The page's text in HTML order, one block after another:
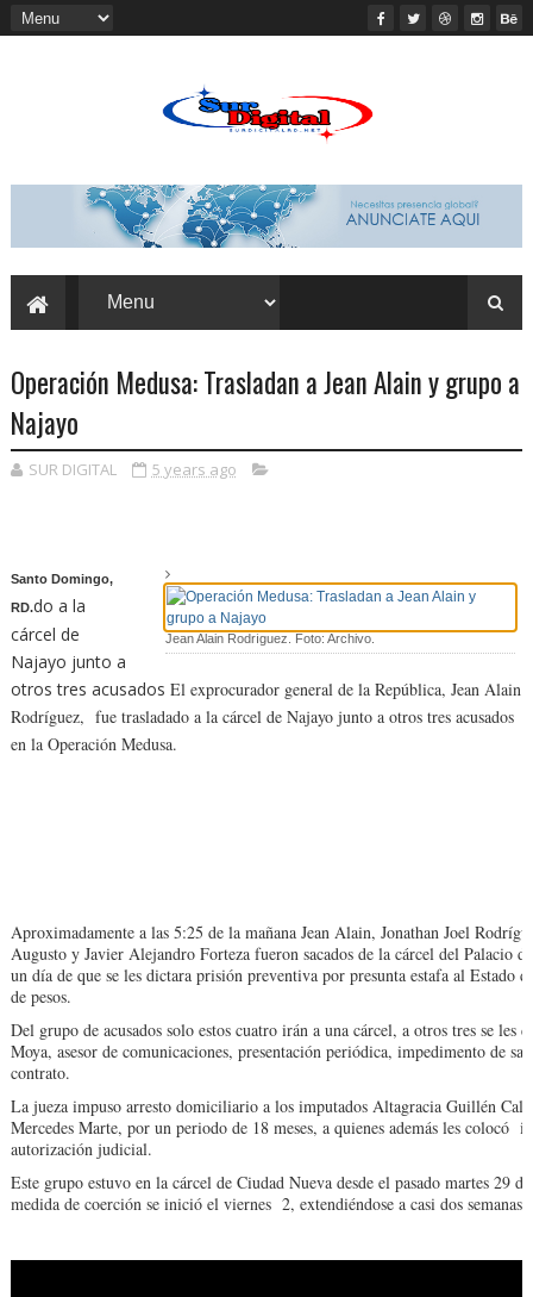
Operación Medusa: Trasladan a Jean Alain y grupo a
Najayo
SUR DIGITAL 5 years ago
Jean Alain Rodríguez. Foto: Archivo.
Santo Domingo,
RD.do a la
cárcel de
Najayo junto a
otros tres acusados El exprocurador general de la República, Jean Alain
Rodríguez, fue trasladado a la cárcel de Najayo junto a otros tres acusados
en la Operación Medusa.
Aproximadamente a las 5:25 de la mañana Jean Alain, Jonathan Joel
Augusto y Javier Alejandro Forteza fueron sacados de la cárcel del Palacio
un día de que se les dictara prisión preventiva por presunta estafa al Estado
de pesos.
Del grupo de acusados solo estos cuatro irán a una cárcel, a otros tres se
Moya, asesor de comunicaciones, presentación periódica, impedimento de
contrato.
La jueza impuso arresto domiciliario a los imputados Altagracia Guillén
Mercedes Marte, por un periodo de 18 meses, a quienes además les colocó
autorización judicial.
Este grupo estuvo en la cárcel de Ciudad Nueva desde el pasado martes 29
medida de coerción se inició el viernes 2, extendiéndose a casi dos semanas